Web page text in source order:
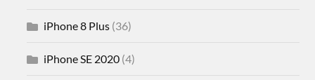
iPhone 8 Plus (36)
iPhone SE 2020 (4)